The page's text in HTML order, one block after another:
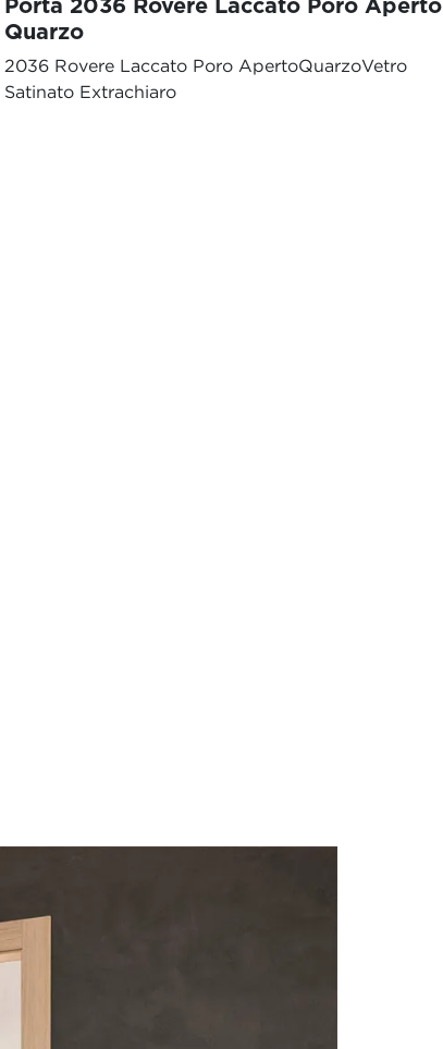
Quarzo
2036 Rovere Laccato Poro ApertoQuarzoVetro
Satinato Extrachiaro